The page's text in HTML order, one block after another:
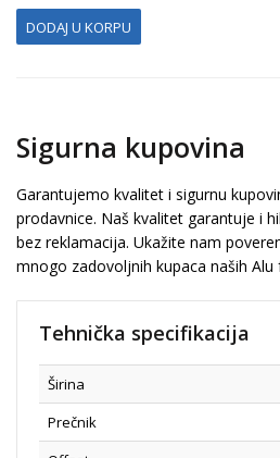
DODAJ U KORPU
Sigurna kupovina
Garantujemo kvalitet i sigurnu
prodavnice. Naš kvalitet garantuje i
bez reklamacija. Ukažite nam
mnogo zadovoljnih kupaca naših Alu
Tehnička specifikacija
Širina
Prečnik